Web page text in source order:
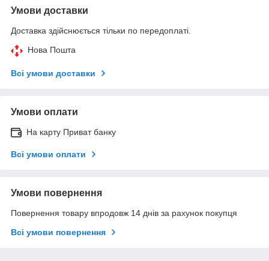
Умови доставки
Доставка здійснюється тільки по передоплаті.
Нова Пошта
Всі умови доставки
Умови оплати
На карту Приват банку
Всі умови оплати
Умови повернення
Повернення товару впродовж 14 днів за рахунок покупця
Всі умови повернення